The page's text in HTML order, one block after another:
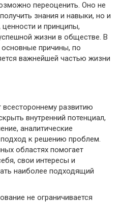
переоценить. Оно не
знания и навыки, но и
и принципы,
жизни в обществе. В
причины, по
важнейшей частью жизни
развитию
внутренний потенциал,
аналитические
к решению проблем.
областях помогает
свои интересы и
наиболее подходящий
не ограничивается